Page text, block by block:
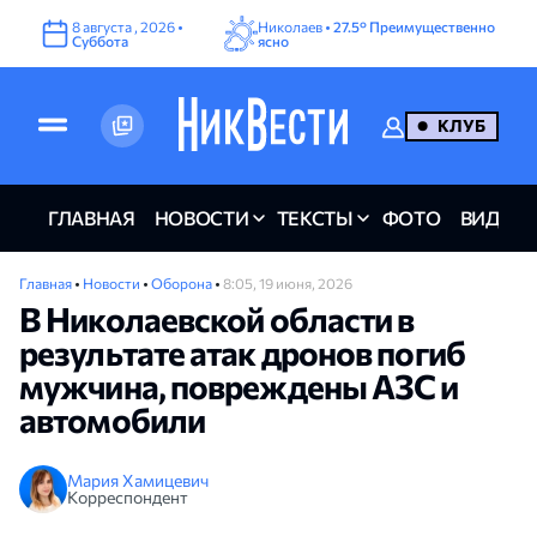
8августа ,2026 •
Суббота
Николаев •27.5° Преимущественно
ясно
КЛУБ
ГЛАВНАЯ НОВОСТИ ТЕКСТЫ ФОТО ВИДЕО
Главная • Новости • Оборона • 8:05, 19 июня, 2026
В Николаевской области в
результате атак дронов погиб
мужчина, повреждены АЗС и
автомобили
Мария Хамицевич
Корреспондент